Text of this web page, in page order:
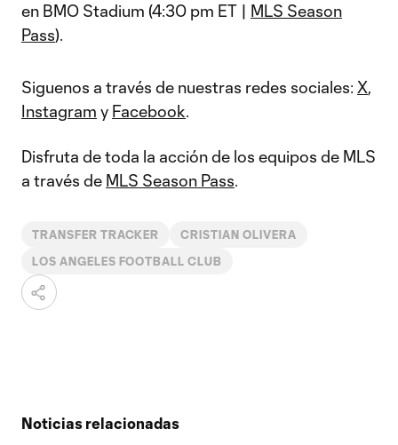
en BMO Stadium (4:30 pm ET | MLS Season
Pass).
Siguenos a través de nuestras redes sociales: X,
Instagram y Facebook.
Disfruta de toda la acción de los equipos de MLS
a través de MLS Season Pass.
TRANSFER TRACKER CRISTIAN OLIVERA
LOS ANGELES FOOTBALL CLUB
Noticias relacionadas